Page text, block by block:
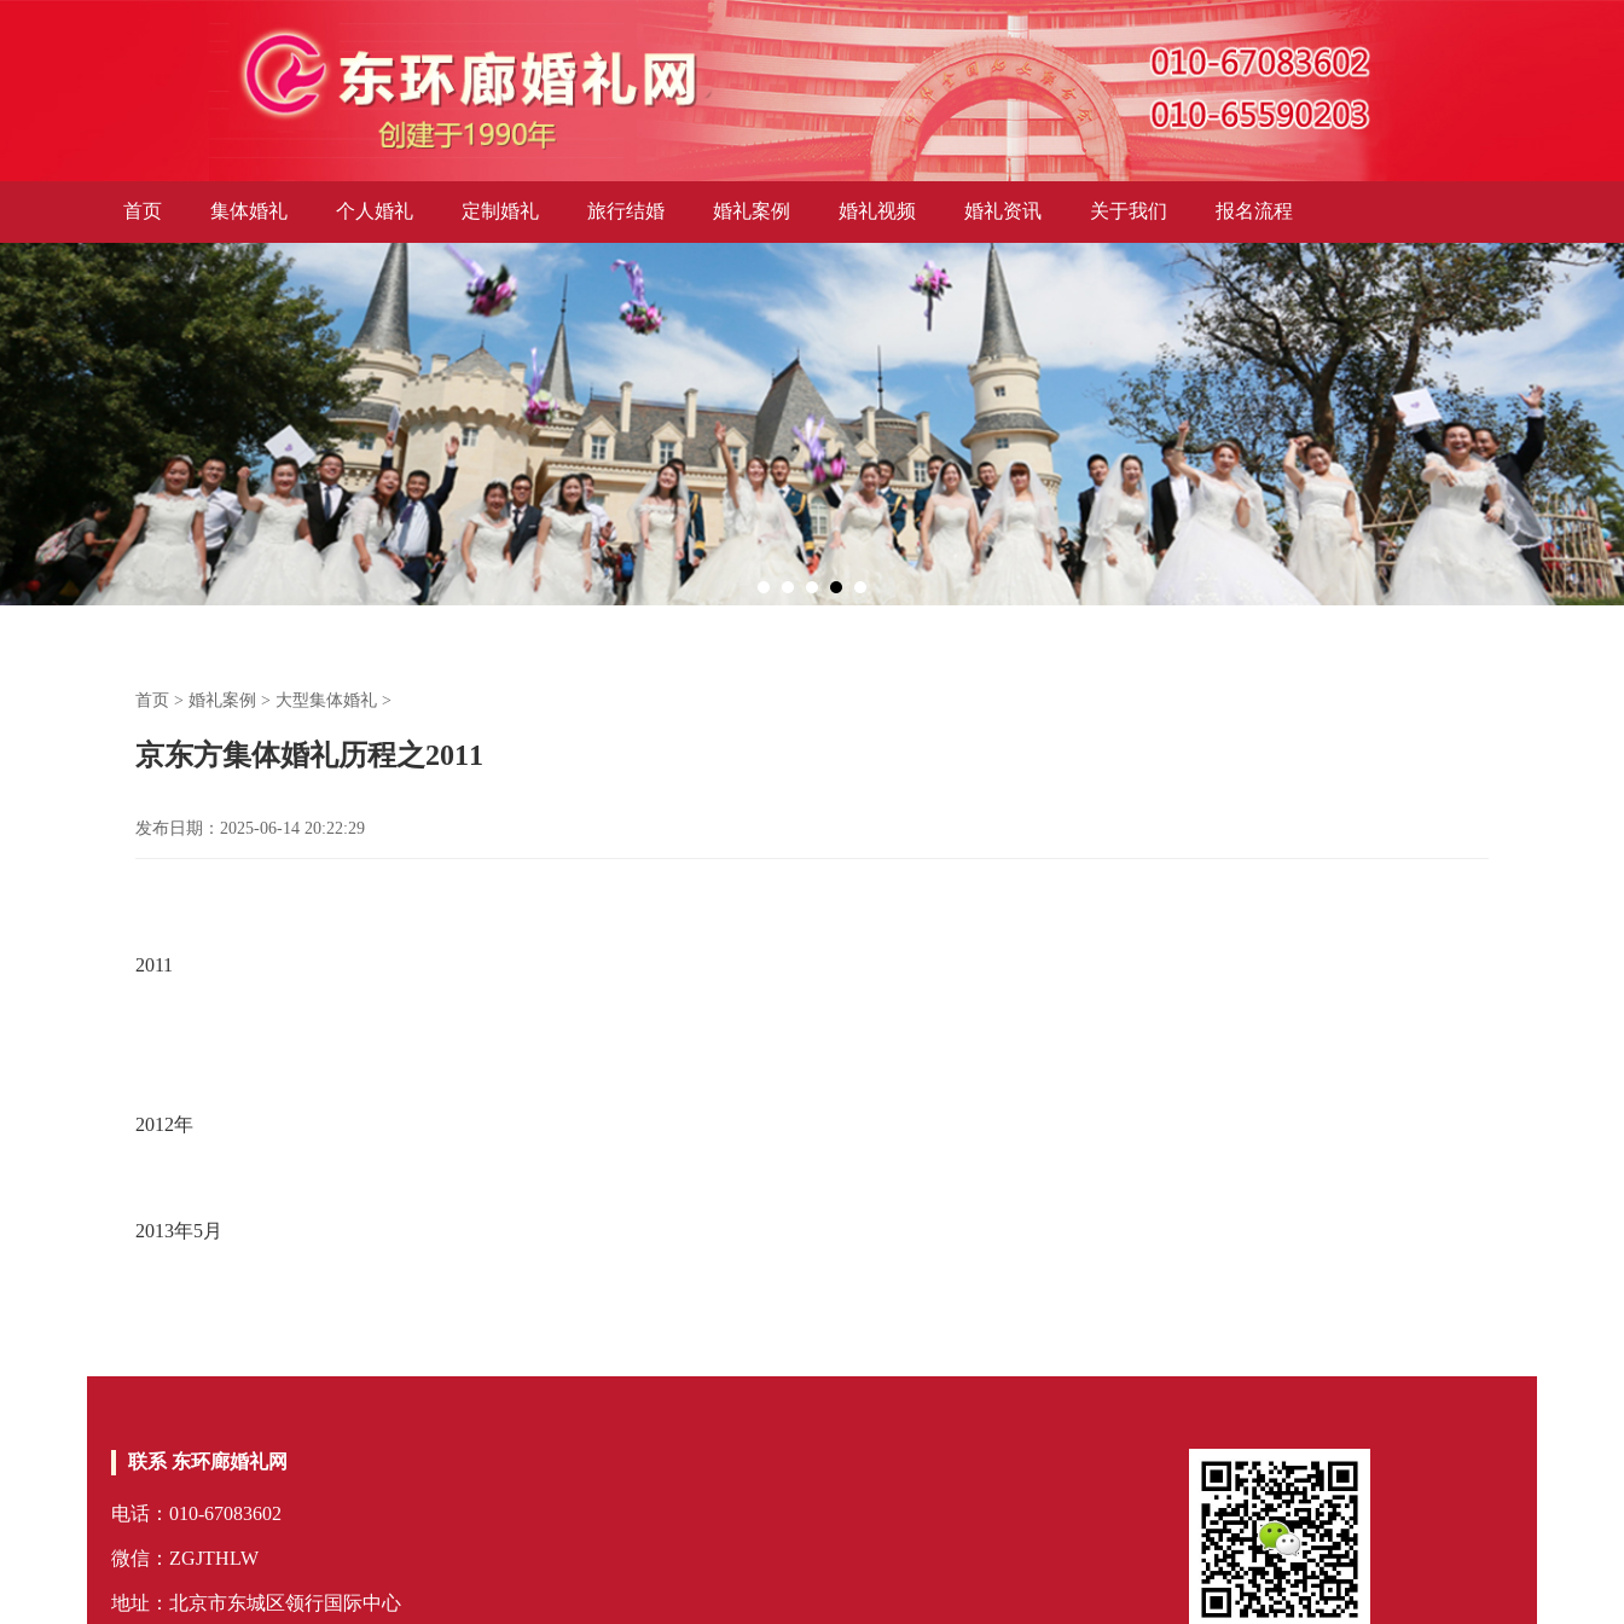
首页 集体婚礼 个人婚礼 定制婚礼 旅行结婚 婚礼案例 婚礼视频 婚礼资讯 关于我们 报名流程
首页 > 婚礼案例 > 大型集体婚礼 >
京东方集体婚礼历程之2011
发布日期：2025-06-14 20:22:29
2011
2012年
2013年5月
联系 东环廊婚礼网
电话：010-67083602
微信：ZGJTHLW
地址：北京市东城区领行国际中心